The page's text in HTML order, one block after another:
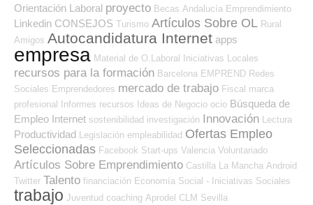
Orientación Laboral proyecto Becas Andalucía Emprendimiento
Linkedin CONSEJOS Turismo Artículos Sobre OL Rural
Amigos Autocandidatura Internet apps
empresa Material de O.Laboral Iniciativas Locales
recursos para la formación Barcelona EMPREND Redes
Sociales Emprendedores mercado de trabajo Fiscal marca
profesional
Informes recursos Ideas de Negocio ocio Búsqueda de
Empleo Internet sostenibilidad investigación Innovación Lectura
Productividad Legislación empleabilidad Ofertas Empleo
Seleccionadas Facebook Start-ups Valencia Voluntariado
Artículos Sobre Emprendimiento Castilla La Mancha Android
Twitter Talento financiación Economía Social - Iniciativas Sociales
trabajo Juventud coaching Aprodel CLM Sevilla